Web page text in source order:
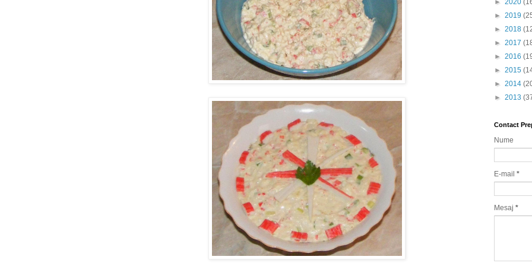
► 2020
► 2019
► 2018
► 2017
► 2016
► 2015
► 2014
► 2013
Contact
Nume
E-mail *
Mesaj *